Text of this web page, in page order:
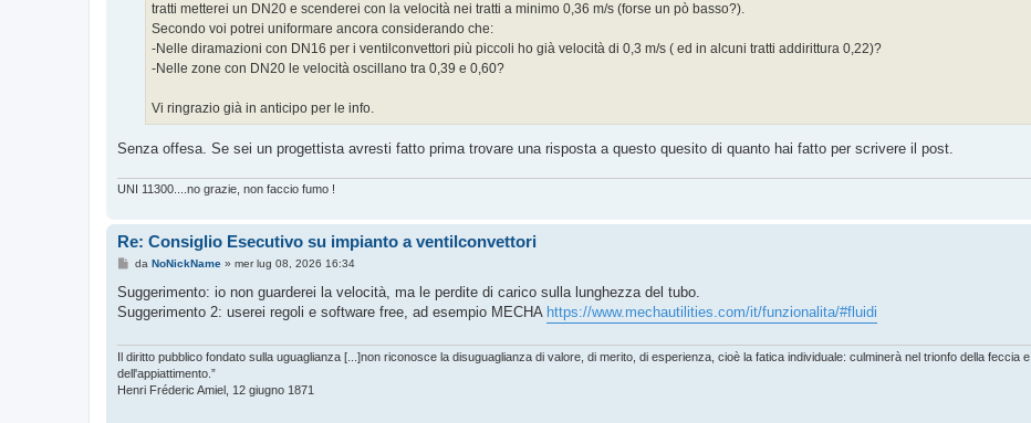
tratti metterei un DN20 e scenderei con la velocità nei tratti a minimo 0,36 m/s (forse un pò basso?).
Secondo voi potrei uniformare ancora considerando che:
-Nelle diramazioni con DN16 per i ventilconvettori più piccoli ho già velocità di 0,3 m/s ( ed in alcuni tratti addirittura 0,22)?
-Nelle zone con DN20 le velocità oscillano tra 0,39 e 0,60?
Vi ringrazio già in anticipo per le info.
Senza offesa. Se sei un progettista avresti fatto prima trovare una risposta a questo quesito di quanto hai fatto per scrivere il post.
UNI 11300....no grazie, non faccio fumo !
Re: Consiglio Esecutivo su impianto a ventilconvettori
M
s
a
i
o
da NoNickName» mer lug 08, 2026 16:34
Suggerimento: io non guarderei la velocità, ma le perdite di carico sulla lunghezza del tubo.
Suggerimento 2: userei regoli e software free, ad esempio MECHA https://www.mechautilities.com/it/funzionalita/#fluidi
Il diritto pubblico fondato sulla uguaglianza [...]non riconosce la disuguaglianza di valore, di merito, di esperienza, cioè la fatica individuale: culminerà nel trionfo della feccia e
dell'appiattimento.”
Henri Fréderic Amiel, 12 giugno 1871